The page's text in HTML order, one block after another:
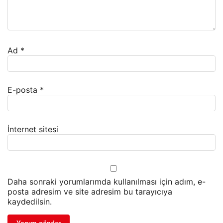
Ad *
E-posta *
İnternet sitesi
Daha sonraki yorumlarımda kullanılması için adım, e-
posta adresim ve site adresim bu tarayıcıya
kaydedilsin.